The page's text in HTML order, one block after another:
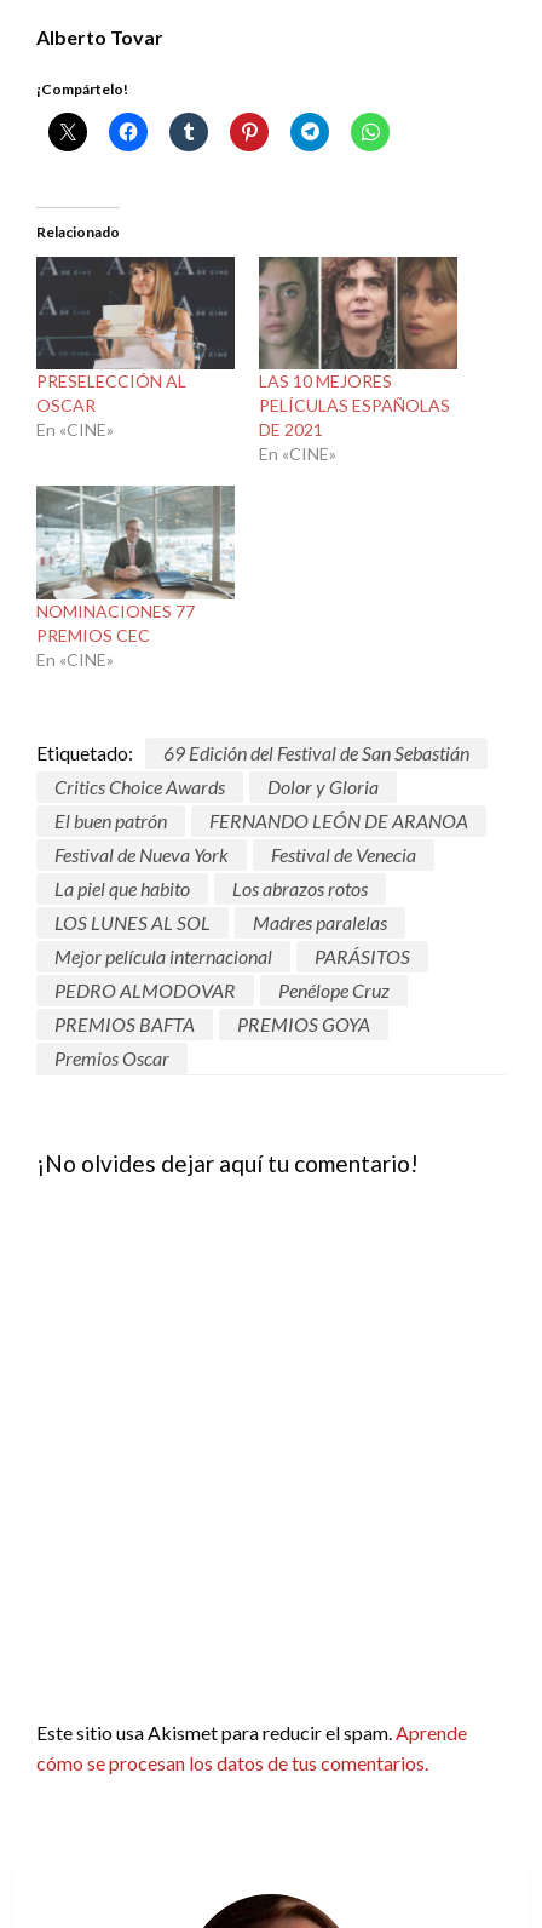
Alberto Tovar
¡Compártelo!
Relacionado
PRESELECCIÓN AL
OSCAR
En «CINE»
LAS 10 MEJORES
PELÍCULAS ESPAÑOLAS
DE 2021
En «CINE»
NOMINACIONES 77
PREMIOS CEC
En «CINE»
Etiquetado:
69 Edición del Festival de San Sebastián
Critics Choice Awards
Dolor y Gloria
El buen patrón
FERNANDO LEÓN DE ARANOA
Festival de Nueva York
Festival de Venecia
La piel que habito
Los abrazos rotos
LOS LUNES AL SOL
Madres paralelas
Mejor película internacional
PARÁSITOS
PEDRO ALMODOVAR
Penélope Cruz
PREMIOS BAFTA
PREMIOS GOYA
Premios Oscar
¡No olvides dejar aquí tu comentario!
Este sitio usa Akismet para reducir el spam. Aprende
cómo se procesan los datos de tus comentarios.